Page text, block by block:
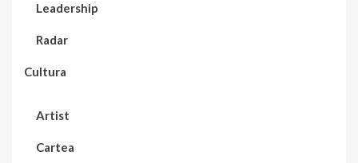
Leadership
Radar
Cultura
Artist
Cartea